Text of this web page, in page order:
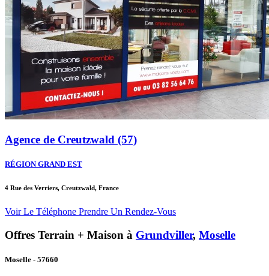
Agence de Creutzwald (57)
RÉGION GRAND EST
4 Rue des Verriers, Creutzwald, France
Voir Le Téléphone Prendre Un Rendez-Vous
Offres Terrain + Maison à Grundviller, Moselle
Moselle - 57660